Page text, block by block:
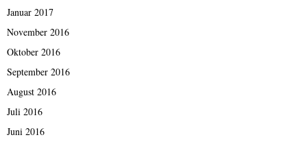
Januar 2017
November 2016
Oktober 2016
September 2016
August 2016
Juli 2016
Juni 2016